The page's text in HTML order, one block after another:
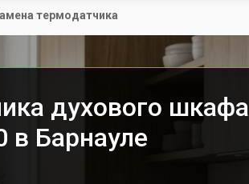
термодатчика
духового шкафа
в Барнауле